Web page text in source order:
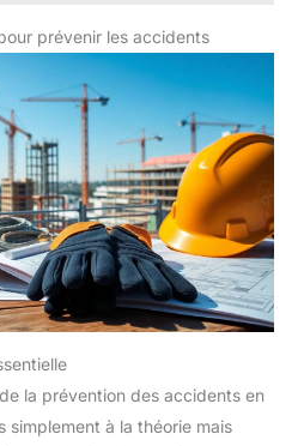
prévenir les accidents
la prévention des accidents en
simplement à la théorie mais